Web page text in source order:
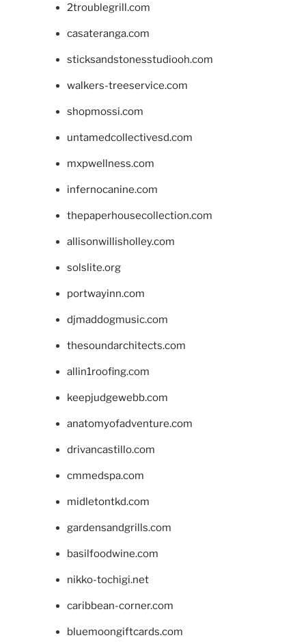
2troublegrill.com
casateranga.com
sticksandstonesstudiooh.com
walkers-treeservice.com
shopmossi.com
untamedcollectivesd.com
mxpwellness.com
infernocanine.com
thepaperhousecollection.com
allisonwillisholley.com
solslite.org
portwayinn.com
djmaddogmusic.com
thesoundarchitects.com
allin1roofing.com
keepjudgewebb.com
anatomyofadventure.com
drivancastillo.com
cmmedspa.com
midletontkd.com
gardensandgrills.com
basilfoodwine.com
nikko-tochigi.net
caribbean-corner.com
bluemoongiftcards.com